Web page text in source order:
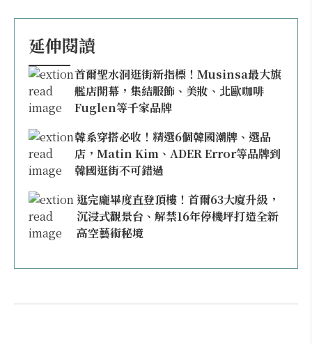
延伸閱讀
首爾聖水洞逛街新指標！Musinsa最大旗
艦店開幕，集結服飾、美妝、北歐咖啡
Fuglen等千家品牌
韓系穿搭必收！精選6個韓國潮牌、選品
店，Matin Kim、ADER Error等品牌到
韓國逛街不可錯過
逛完龐畢度直登頂樓！首爾63大廈升級，
沉浸式觀景台、解禁16年停機坪打造全新
高空藝術秘境